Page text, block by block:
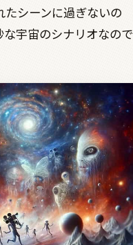
シーンに過ぎないの
宇宙のシナリオなので